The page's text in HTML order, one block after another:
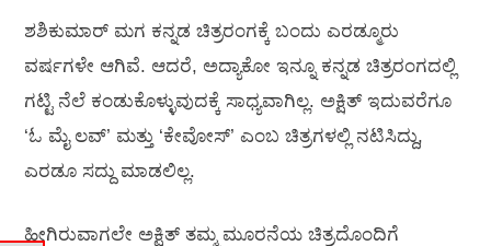
ಶಶಿಕುಮಾರ್‍ ಮಗ ಕನ್ನಡ ಚಿತ್ರರಂಗಕ್ಕೆ ಬಂದು ಎರಡ್ಮೂರು
ವರ್ಷಗಳೇ ಆಗಿವೆ. ಆದರೆ, ಅದ್ಯಾಕೋ ಇನ್ನೂ ಕನ್ನಡ ಚಿತ್ರರಂಗದಲ್ಲಿ
ಗಟ್ಟಿ ನೆಲೆ ಕಂಡುಕೊಳ್ಳುವುದಕ್ಕೆ ಸಾಧ್ಯವಾಗಿಲ್ಲ. ಅಕ್ಷಿತ್‍ ಇದುವರೆಗೂ
‘ಓ ಮೈ ಲವ್‍’ ಮತ್ತು ‘ಕೇವೋಸ್‍’ ಎಂಬ ಚಿತ್ರಗಳಲ್ಲಿ ನಟಿಸಿದ್ದು,
ಎರಡೂ ಸದ್ದು ಮಾಡಲಿಲ್ಲ.
ಹೀಗಿರುವಾಗಲೇ ಅಕ್ಷಿತ್‍ ತಮ್ಮ ಮೂರನೆಯ ಚಿತ್ರದೊಂದಿಗೆ